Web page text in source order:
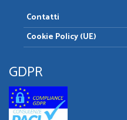
Contatti
Cookie Policy (UE)
GDPR